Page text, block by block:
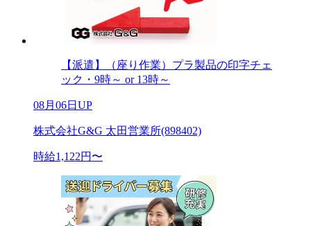
【派遣】（座り作業）プラ製品の印字チェ
ック・9時～ or 13時～
08月06日UP
株式会社G&G 太田営業所(898402)
時給1,122円〜